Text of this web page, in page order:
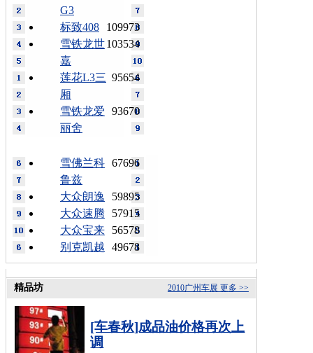
G3
109973
标致408
103534
雪铁龙世
嘉
95654
莲花L3三
厢
93670
雪铁龙爱
丽舍
67696
雪佛兰科
鲁兹
59895
大众朗逸
57915
大众速腾
56578
大众宝来
49678
别克凯越
更多 >>
2010广州车展
精品坊
[车春秋]成品油价格再次上
调